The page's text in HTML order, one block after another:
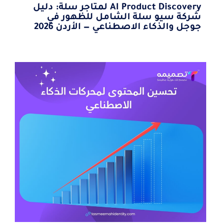
AI Product Discovery لمتاجر سلة: دليل
شركة سيو سلة الشامل للظهور في
جوجل والذكاء الاصطناعي — الأردن 2026